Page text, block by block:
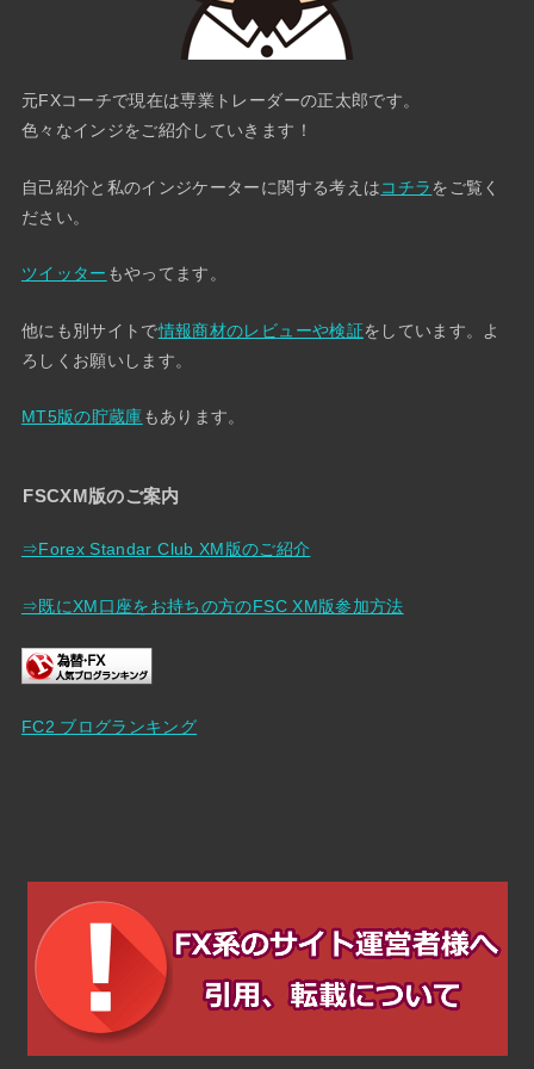
元FXコーチで現在は専業トレーダーの正太郎です。
色々なインジをご紹介していきます！
自己紹介と私のインジケーターに関する考えはコチラをご覧く
ださい。
ツイッター もやってます。
他にも別サイトで情報商材のレビューや検証をしています。よ
ろしくお願いします。
MT5版の貯蔵庫もあります。
FSCXM版のご案内
⇒Forex Standar Club XM版のご紹介
⇒既にXM口座をお持ちの方のFSC XM版参加方法
FC2 ブログランキング